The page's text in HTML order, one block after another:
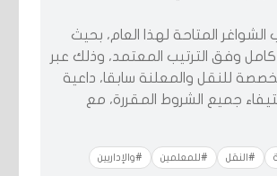
المتاحة لهذا العام، بحيث
وفق الترتيب المعتمد، وذلك عبر
للنقل والمعلنة سابقا، داعية
جميع الشروط المقررة، مع
#النقل #للمعلمين #والإداريين